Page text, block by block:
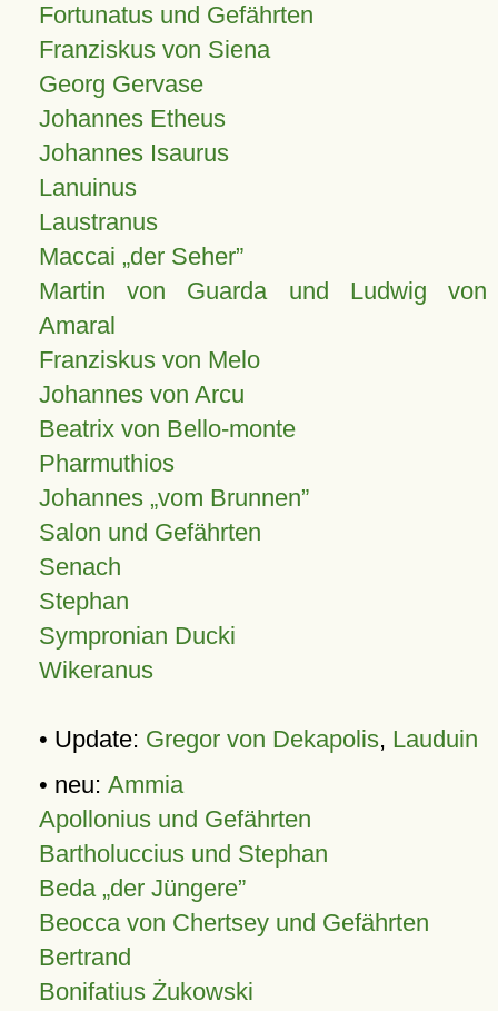
Fortunatus und Gefährten
Franziskus von Siena
Georg Gervase
Johannes Etheus
Johannes Isaurus
Lanuinus
Laustranus
Maccai „der Seher”
Martin von Guarda und Ludwig von
Amaral
Franziskus von Melo
Johannes von Arcu
Beatrix von Bello-monte
Pharmuthios
Johannes vom Brunnen
Salon und Gefährten
Senach
Stephan
Sympronian Ducki
Wikeranus
• Update: Gregor von Dekapolis, Lauduin
• neu: Ammia
Apollonius und Gefährten
Bartholuccius und Stephan
Beda „der Jüngere”
Beocca von Chertsey und Gefährten
Bertrand
Bonifatius Żukowski